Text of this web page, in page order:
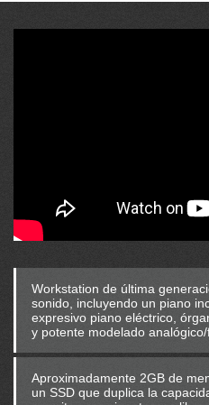
Workstation de última
sonido, incluyendo un piano
expresivo piano eléctrico,
y potente modelado analógico/
Aproximadamente 2GB de
un SSD que duplica la